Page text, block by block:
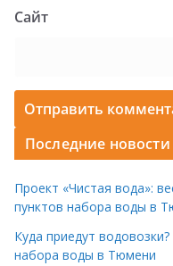
Сайт
Последние новости
Проект «Чистая вода»:
пунктов набора воды в
Куда приедут
набора воды в Тюмени